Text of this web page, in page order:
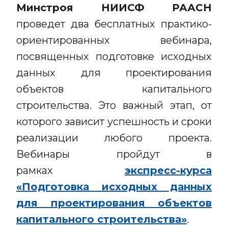
Минстроя НИИСФ РААСН
проведет два бесплатных практико-
ориентированных вебинара,
посвященных подготовке исходных
данных для проектирования
объектов капитального
строительства. Это важный этап, от
которого зависит успешность и сроки
реализации любого проекта.
Вебинары пройдут в
рамках экспресс-курса
«Подготовка исходных данных
для проектирования объектов
капитального строительства».